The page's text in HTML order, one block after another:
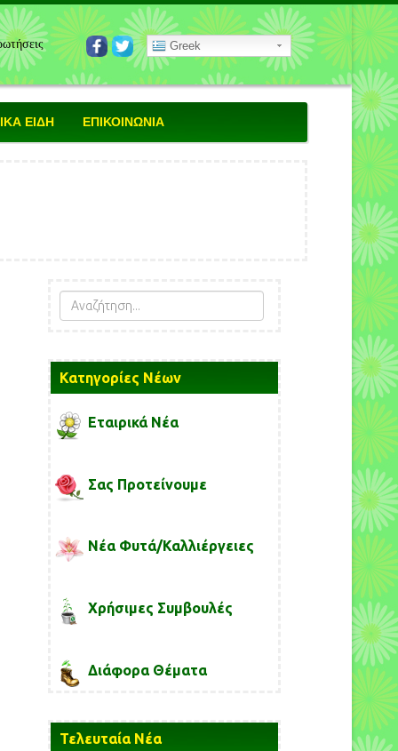
Greek
ΕΙΔΗ ΕΠΙΚΟΙΝΩΝΙΑ
Κατηγορίες Νέων
Εταιρικά Νέα
Σας Προτείνουμε
Νέα Φυτά/Καλλιέργειες
Χρήσιμες Συμβουλές
Διάφορα Θέματα
Τελευταία Νέα